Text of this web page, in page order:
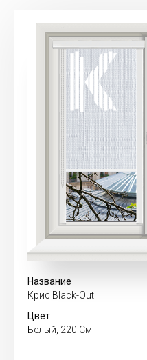
Название
Крис Black-Out
Цвет
Белый, 220 См